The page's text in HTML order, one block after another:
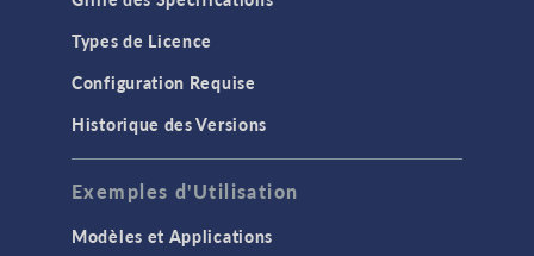
Types de Licence
Configuration Requise
Historique des Versions
Exemples d'Utilisation
Modèles et Applications